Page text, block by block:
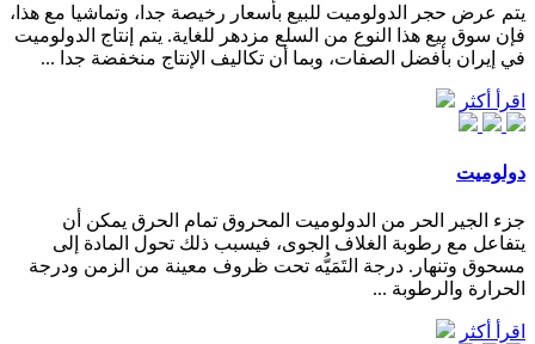
يتم عرض حجر الدولوميت للبيع بأسعار رخيصة جدا، وتماشيا مع هذا،
فإن سوق بيع هذا النوع من السلع مزدهر للغاية. يتم إنتاج الدولوميت
في إيران بأفضل الصفات، وبما أن تكاليف الإنتاج منخفضة جدا ...
اقرأ أكثر
دولوميت
جزء الجير الحر من الدولوميت المحروق تمام الحرق يمكن أن
يتفاعل مع رطوبة الغلاف الجوى، فيسبب ذلك تحول المادة إلى
مسحوق وتنهار. درجة التَمَيُّه تحت ظروف معينة من الزمن ودرجة
الحرارة والرطوبة ...
اقرأ أكثر